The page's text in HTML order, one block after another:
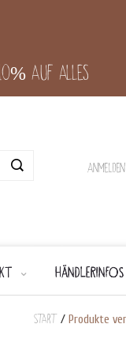
auf alles
Anmelden
HÄNDLERINFOS
Start / Produkte